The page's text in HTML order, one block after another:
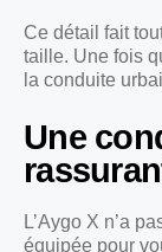
Ce détail fait
taille. Une fois
la conduite
Une
L’Aygo X n’a
équipée pour